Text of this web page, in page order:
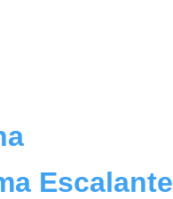
Escalante